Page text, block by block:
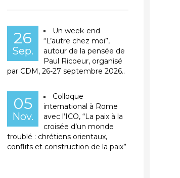
26
Sep.
Un week-end
“L’autre chez moi”,
autour de la pensée de
Paul Ricoeur, organisé
par CDM, 26-27 septembre 2026..
05
Nov.
Colloque
international à Rome
avec l’ICO, “La paix à la
croisée d’un monde
troublé : chrétiens orientaux,
conflits et construction de la paix”